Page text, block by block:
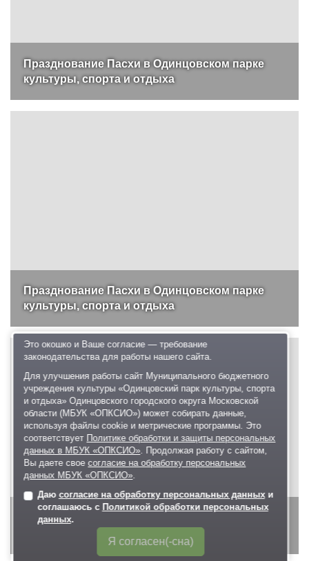
Празднование Пасхи в Одинцовском парке
культуры, спорта и отдыха
Празднование Пасхи в Одинцовском парке
культуры, спорта и отдыха
Празднование Пасхи в Одинцовском парке
культуры, спорта и отдыха
Это окошко и Ваше согласие — требование
законодательства для работы нашего сайта.
Для улучшения работы сайт Муниципального бюджетного
учреждения культуры «Одинцовский парк культуры, спорта
и отдыха» Одинцовского городского округа Московской
области (МБУК «ОПКСИО») может собирать данные,
используя файлы cookie и метрические программы. Это
соответствует Политике обработки и защиты персональных
данных в МБУК «ОПКСИО». Продолжая работу с сайтом,
Вы даете своесогласие на обработку персональных
данных МБУК «ОПКСИО».
Даю согласие на обработку персональных данныхи
соглашаюсь с Политикой обработки персональных
данных.
Я согласен(-сна)